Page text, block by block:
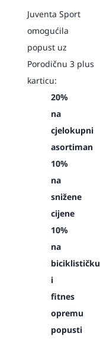
Juventa Sport
omogućila
popust uz
Porodičnu 3 plus
karticu:
20%
na
cjelokupni
asortiman
10%
na
snižene
cijene
10%
na
biciklističku
i
fitnes
opremu
popusti